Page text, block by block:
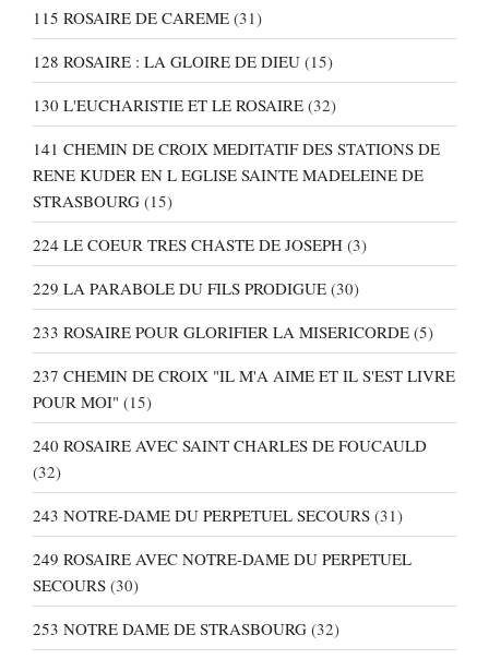
115 ROSAIRE DE CAREME (31)
128 ROSAIRE : LA GLOIRE DE DIEU (15)
130 L'EUCHARISTIE ET LE ROSAIRE (32)
141 CHEMIN DE CROIX MEDITATIF DES STATIONS DE
RENE KUDER EN L EGLISE SAINTE MADELEINE DE
STRASBOURG (15)
224 LE COEUR TRES CHASTE DE JOSEPH (3)
229 LA PARABOLE DU FILS PRODIGUE (30)
233 ROSAIRE POUR GLORIFIER LA MISERICORDE (5)
237 CHEMIN DE CROIX "IL M'A AIME ET IL S'EST LIVRE
POUR MOI" (15)
240 ROSAIRE AVEC SAINT CHARLES DE FOUCAULD
(32)
243 NOTRE-DAME DU PERPETUEL SECOURS (31)
249 ROSAIRE AVEC NOTRE-DAME DU PERPETUEL
SECOURS (30)
253 NOTRE DAME DE STRASBOURG (32)